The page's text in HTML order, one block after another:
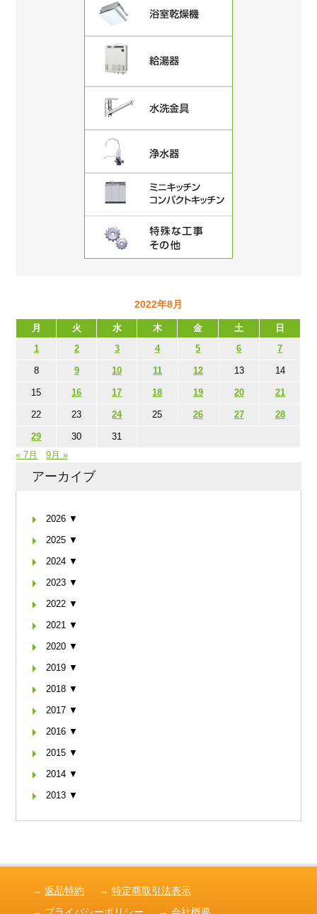
2022年8月
月 火 水 木 金 土
日
1
2 3 4 5 6 7
8 9 10 11 12 13 14
15 16 17 18 19 20 21
22 23 24 25 26 27 28
29 30
31
« 7月
9月 »
アーカイブ
2026 ▼
2025 ▼
2024 ▼
2023 ▼
2022 ▼
2021 ▼
2020 ▼
2019 ▼
2018 ▼
2017 ▼
2016 ▼
2015 ▼
2014 ▼
2013 ▼
→ 返品特約 → 特定商取引法表示